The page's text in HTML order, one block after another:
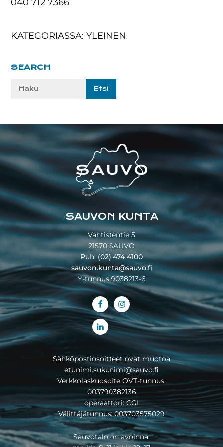
040 712 7366
KATEGORIASSA: YLEINEN
Ensisijainen
SEARCH
Etsi
Footer
SAUVON KUNTA
Vahtistentie 5
21570 SAUVO
Puh:(02) 474 4100
sauvon.kunta@sauvo.fi
Y-tunnus 9038213-6
Sähköpostiosoitteet ovat muotoa
etunimi.sukunimi@sauvo.fi
Verkkolaskuosoite OVT-tunnus:
003790382136
operaattori: CGI
Välittäjätunnus: 003703575029
Sauvotalo on avoinna: